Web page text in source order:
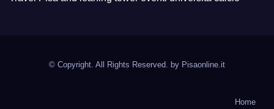
© Copyright. All Rights Reserved. by Pisaonline.it
Home